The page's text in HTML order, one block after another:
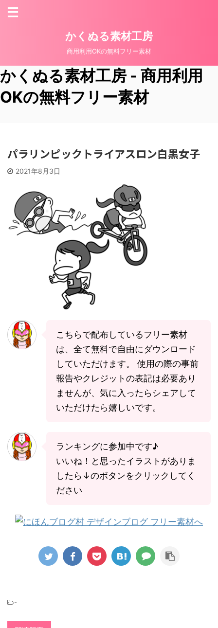
かくぬる素材工房
商用利用OKの無料フリー素材
かくぬる素材工房 - 商用利用
OKの無料フリー素材
パラリンピックトライアスロン白黒女子
2021年8月3日
こちらで配布しているフリー素材
は、全て無料で自由にダウンロード
していただけます。 使用の際の事前
報告やクレジットの表記は必要あり
ませんが、気に入ったらシェアして
いただけたら嬉しいです。
ランキングに参加中です♪
いいね！と思ったイラストがありま
したら↓のボタンをクリックしてく
ださい
-